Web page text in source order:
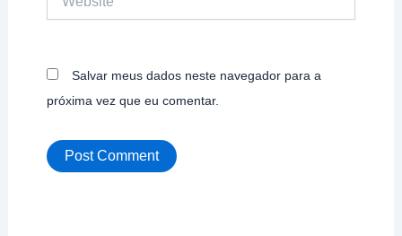
Salvar meus dados neste navegador para a
próxima vez que eu comentar.